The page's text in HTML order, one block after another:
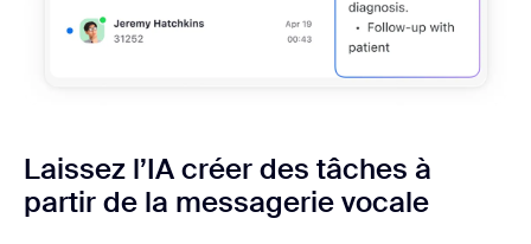
Laissez l’IA créer des tâches à
partir de la messagerie vocale